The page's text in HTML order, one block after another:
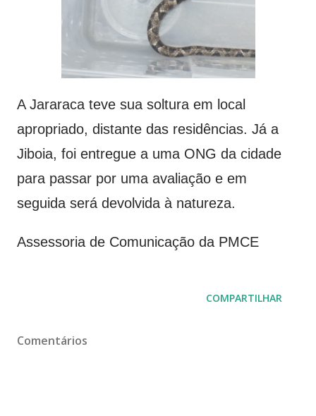
A Jararaca teve sua soltura em local
apropriado, distante das residências. Já a
Jiboia, foi entregue a uma ONG da cidade
para passar por uma avaliação e em
seguida será devolvida à natureza.
Assessoria de Comunicação da PMCE
COMPARTILHAR
Comentários